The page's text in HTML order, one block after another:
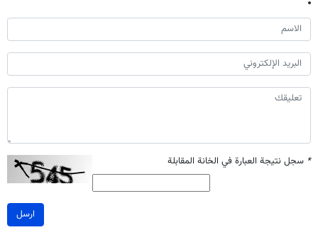
* سجل نتيجة العبارة في الخانة المقابلة
ارسل